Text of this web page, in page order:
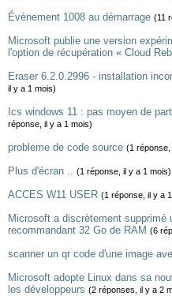
Évènement 1008 au démarrage (11
Microsoft publie une version
l'option de récupération « Cloud
Eraser 6.2.0.2996 - installation
il y a 1 mois)
Ics windows 11 : pas moyen de
réponse, il y a 1 mois)
probleme de code source (1 réponse,
Plus d'écran .. (1 réponse, il y a 1 mois)
ACCES W11 USER (1 réponse, il y a
Microsoft a discrètement supprimé
recommandant 32 Go de RAM (6
scanner un qr code d'une image
Microsoft adopte Linux dans sa
les développeurs (2 réponses, il y a 2